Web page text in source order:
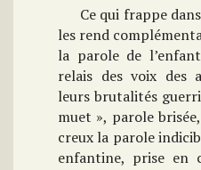
Ce qui frappe
les rend
la parole de
relais des voix des
leurs brutalités
muet », parole
creux la parole
enfantine, prise en